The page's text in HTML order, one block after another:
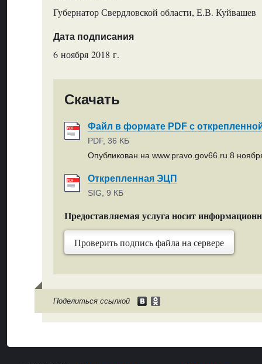
Губернатор Свердловской области, Е.В. Куйвашев
Дата подписания
6 ноября 2018 г.
Скачать
Файл в формате PDF с
PDF, 36 КБ
Опубликован на www.pravo.gov66.ru 8
Открепленная ЭЦП
SIG, 9 КБ
Предоставляемая услуга носит
Проверить подпись файла на сервере
Поделиться ссылкой